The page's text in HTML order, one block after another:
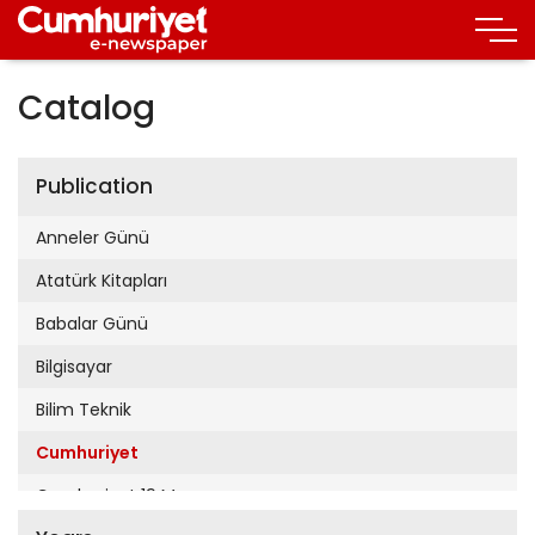
Catalog
Publication
Anneler Günü
Atatürk Kitapları
Babalar Günü
Bilgisayar
Bilim Teknik
Cumhuriyet
Cumhuriyet 19 Mayıs